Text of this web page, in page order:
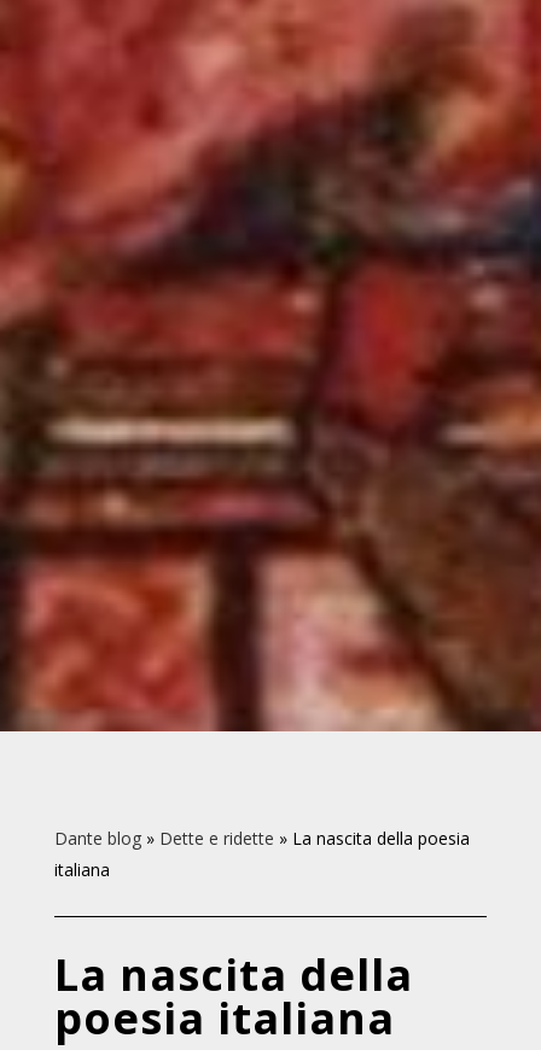
Dante blog» Dette e ridette » La nascita della poesia
italiana
La nascita della
poesia italiana